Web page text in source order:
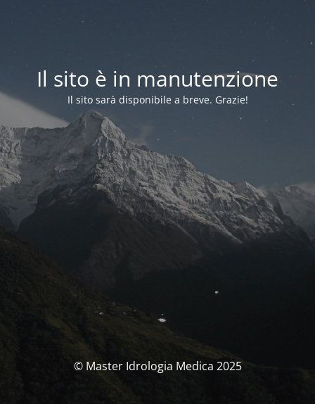
Il sito è in manutenzione
Il sito sarà disponibile a breve. Grazie!
© Master Idrologia Medica 2025